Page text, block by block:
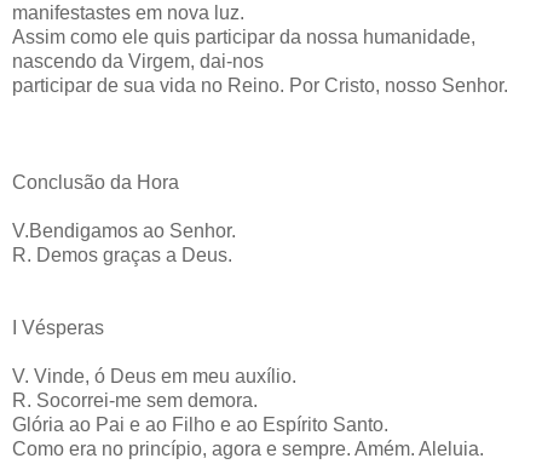
manifestastes em nova luz.
Assim como ele quis participar da nossa humanidade,
nascendo da Virgem, dai-nos
participar de sua vida no Reino. Por Cristo, nosso Senhor.
Conclusão da Hora
V.Bendigamos ao Senhor.
R. Demos graças a Deus.
I Vésperas
V. Vinde, ó Deus em meu auxílio.
R. Socorrei-me sem demora.
Glória ao Pai e ao Filho e ao Espírito Santo.
Como era no princípio, agora e sempre. Amém. Aleluia.